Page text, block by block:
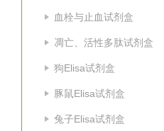
血栓与止血试剂盒
凋亡、活性多肽试剂盒
狗Elisa试剂盒
豚鼠Elisa试剂盒
兔子Elisa试剂盒